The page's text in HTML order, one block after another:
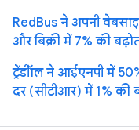
RedBus ने अपनी
और बिक्री में 7% की
ट्रेंडीॉल ने आईएनपी में
दर (सीटीआर) में 1% की